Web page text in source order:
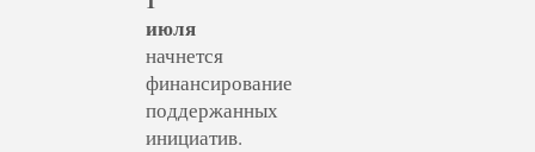
июля
начнется
финансирование
поддержанных
инициатив.